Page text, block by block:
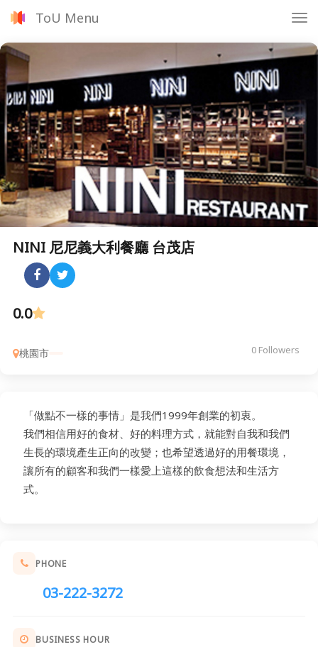
ToU Menu
NINI 尼尼義大利餐廳 台茂店
0.0
桃園市 0 Followers
「做點不一樣的事情」是我們1999年創業的初衷。
我們相信用好的食材、好的料理方式，就能對自我和我們
生長的環境產生正向的改變；也希望透過好的用餐環境，
讓所有的顧客和我們一樣愛上這樣的飲食想法和生活方
式。
PHONE
03-222-3272
BUSINESS HOUR